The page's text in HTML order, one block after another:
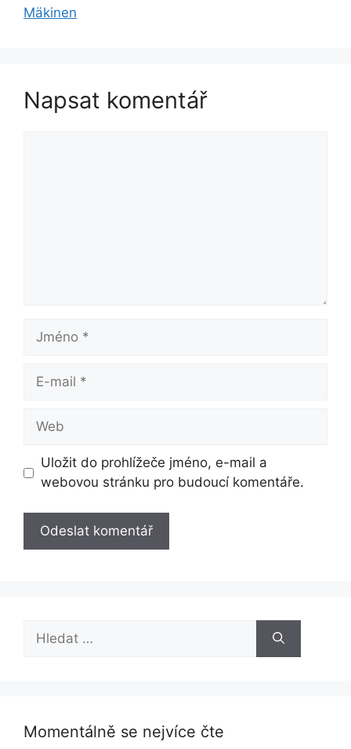
Mäkinen
Napsat komentář
Jméno
Web
Uložit do prohlížeče jméno, e-mail a
webovou stránku pro budoucí komentáře.
Momentálně se nejvíce čte